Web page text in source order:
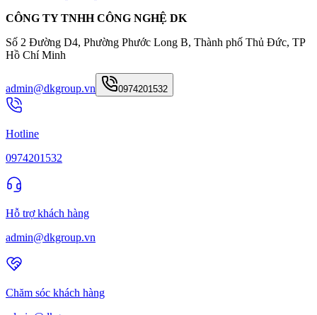
CÔNG TY TNHH CÔNG NGHỆ DK
Số 2 Đường D4, Phường Phước Long B, Thành phố Thủ Đức, TP
Hồ Chí Minh
admin@dkgroup.vn 0974201532
Hotline
0974201532
Hỗ trợ khách hàng
admin@dkgroup.vn
Chăm sóc khách hàng